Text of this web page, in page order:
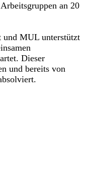
an 20
und MUL unterstützt
Dieser
und bereits von